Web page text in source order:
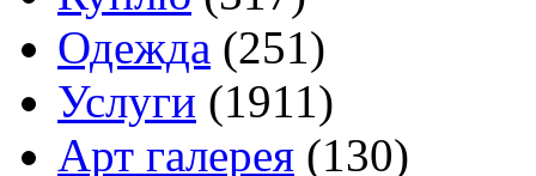
Одежда (251)
Услуги (1911)
Арт галерея (130)